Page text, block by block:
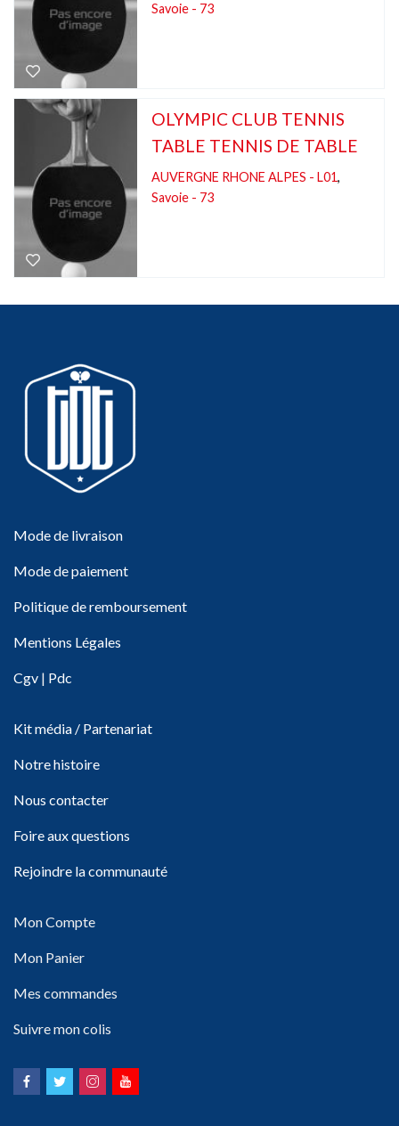
Savoie - 73
OLYMPIC CLUB TENNIS
TABLE TENNIS DE TABLE
AUVERGNE RHONE ALPES - L01,
Savoie - 73
Mode de livraison
Mode de paiement
Politique de remboursement
Mentions Légales
Cgv | Pdc
Kit média / Partenariat
Notre histoire
Nous contacter
Foire aux questions
Rejoindre la communauté
Mon Compte
Mon Panier
Mes commandes
Suivre mon colis